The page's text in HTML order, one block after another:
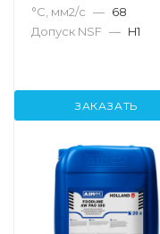
°С, мм2/с — 68
Допуск NSF — H1
ЗАКАЗАТЬ